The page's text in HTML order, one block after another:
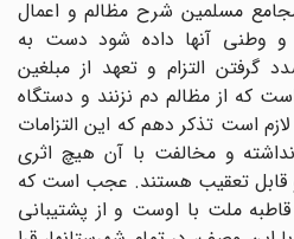
مسلمین شرح مظالم و اعمال
آنها داده شود دست به
التزام و تعهد از مبلغین
که از مظالم دم نزنند و دستگاه
است تذکر دهم که این التزامات
و مخالفت با آن هیچ اثری
و قابل تعقیب هستند. عجب است که
ملت با اوست و از پشتیبانی